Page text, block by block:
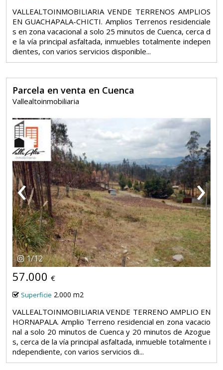
VALLEALTOINMOBILIARIA VENDE TERRENOS AMPLIOS
EN GUACHAPALA-CHICTI. Amplios Terrenos residenciale
s en zona vacacional a solo 25 minutos de Cuenca, cerca d
e la vía principal asfaltada, inmuebles totalmente indepen
dientes, con varios servicios disponible...
Parcela en venta en Cuenca
Vallealtoinmobiliaria
‹ ›
1/12
57.000 €
Superficie 2.000 m2
VALLEALTOINMOBILIARIA VENDE TERRENO AMPLIO EN
HORNAPALA. Amplio Terreno residencial en zona vacacio
nal a solo 20 minutos de Cuenca y 20 minutos de Azogue
s, cerca de la vía principal asfaltada, inmueble totalmente i
ndependiente, con varios servicios di...